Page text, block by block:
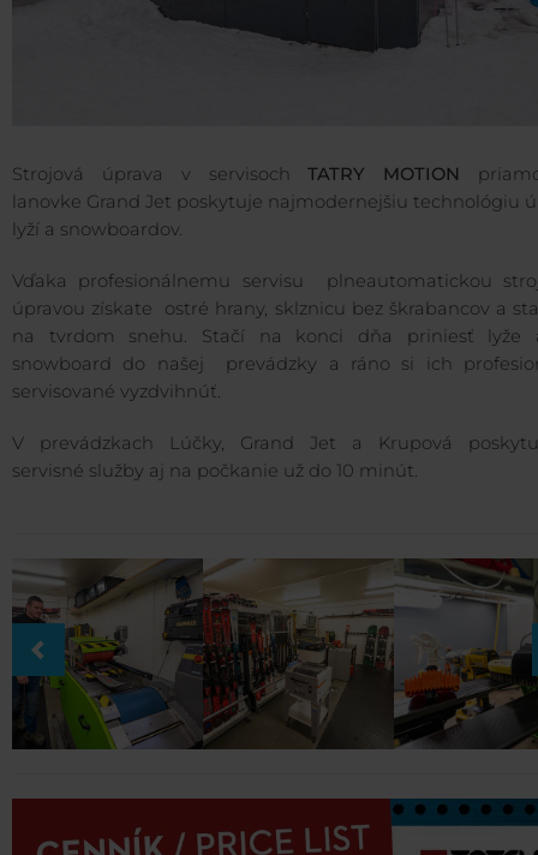
Strojová úprava v servisochTATRY MOTION
lanovke Grand Jet poskytuje najmodernejšiu technológiu
lyží a snowboardov.
Vďaka profesionálnemu servisu plneautomatickou
úpravou získate ostré hrany, sklznicu bez škrabancov a
na tvrdom snehu. Stačí na konci dňa priniesť lyže
snowboard do našej prevádzky a ráno si ich
servisované vyzdvihnúť.
V prevádzkach Lúčky, Grand Jet a Krupová
servisné služby aj na počkanie už do 10 minút.